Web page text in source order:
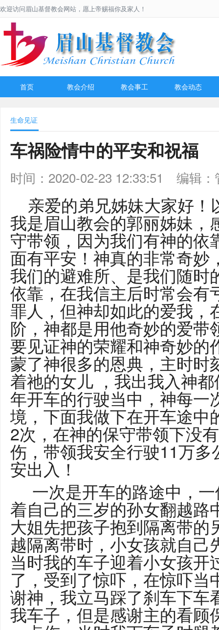
欢迎访问眉山基督教会网站，愿上帝赐福你及家人！
首页 教会介绍 教会事工 教会动态
生命见证
车祸险情中的平安和祝福
时间：2020-02-23 12:33:51 编辑
亲爱的弟兄姊妹大家好！
我是眉山教会的郭丽姊妹，
守带领，因为我们有神的依
面有平安！神真的非常奇妙
我们的避难所、是我们随时
依靠，在我信主后时常会有
罪人，但神却如此的爱我，
阶，神都是用他奇妙的爱带
要见证神的荣耀和神奇妙的
蒙了神很多的恩典，主时时
着祂的女儿 ，我出我入神
年开车的行驶当中，神每一
境，下面我做下在开车途中
2次，在神的保守带领下没
伤，带领我安全行驶11万
安出入！
一次是开车的路途中，一
着自己的三岁的孙女翻越路
大姐先把孩子抱到隔离带的
越隔离带时，小女孩就自己
当时我的车子迎着小女孩开
了，受到了惊吓，在惊吓当
谢神，我立马踩了刹车下车
我车子，但是感谢主的看顾